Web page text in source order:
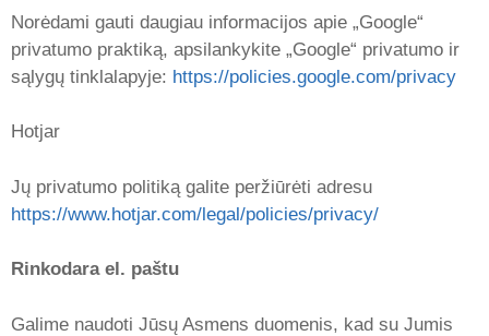
Norėdami gauti daugiau informacijos apie „Google“
privatumo praktiką, apsilankykite „Google“ privatumo ir
sąlygų tinklalapyje: https://policies.google.com/privacy
Hotjar
Jų privatumo politiką galite peržiūrėti adresu
https://www.hotjar.com/legal/policies/privacy/
Rinkodara el. paštu
Galime naudoti Jūsų Asmens duomenis, kad su Jumis